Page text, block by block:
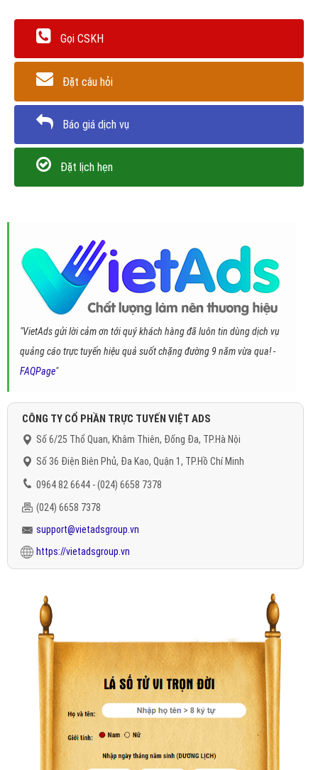
Gọi CSKH
Đặt câu hỏi
Báo giá dịch vụ
Đặt lịch hẹn
"VietAds gửi lời cảm ơn tới quý khách hàng đã luôn tin dùng dịch vụ
quảng cáo trực tuyến hiệu quả suốt chặng đường 9 năm vừa qua! -
FAQPage"
CÔNG TY CỔ PHẦN TRỰC TUYẾN VIỆT ADS
Số 6/25 Thổ Quan, Khâm Thiên, Đống Đa, TP.Hà Nội
Số 36 Điện Biên Phủ, Đa Kao, Quận 1, TP.Hồ Chí Minh
0964 82 6644 - (024) 6658 7378
(024) 6658 7378
support@vietadsgroup.vn
https://vietadsgroup.vn